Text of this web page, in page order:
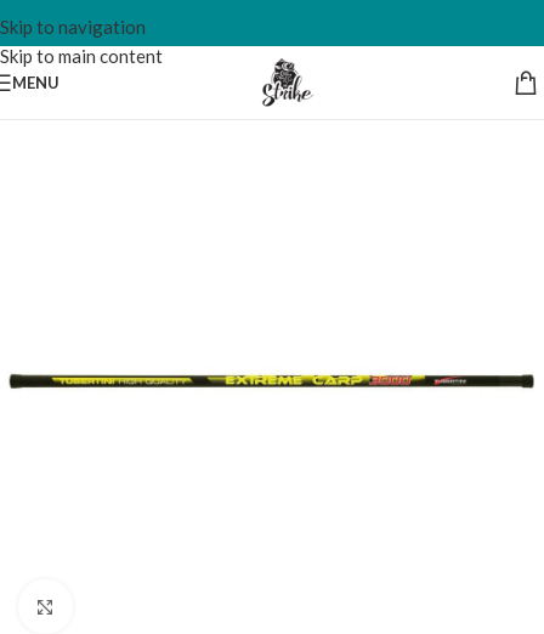
Skip to navigation
Skip to main content
MENU